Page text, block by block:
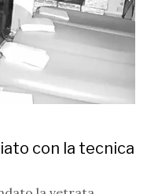
con la tecnica